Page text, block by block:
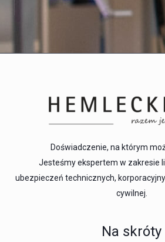
Doświadczenie, na którym
Jesteśmy ekspertem w zakresie
ubezpieczeń technicznych,
cywilnej.
Na skróty